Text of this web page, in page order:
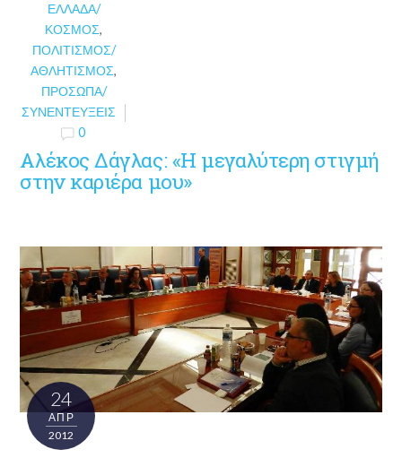
ΕΛΛΆΔΑ/
ΚΌΣΜΟΣ,
ΠΟΛΙΤΙΣΜΌΣ/
ΑΘΛΗΤΙΣΜΌΣ,
ΠΡΌΣΩΠΑ/
ΣΥΝΕΝΤΕΎΞΕΙΣ
0
Αλέκος Δάγλας: «Η μεγαλύτερη στιγμή
στην καριέρα μου»
24
ΑΠΡ
2012